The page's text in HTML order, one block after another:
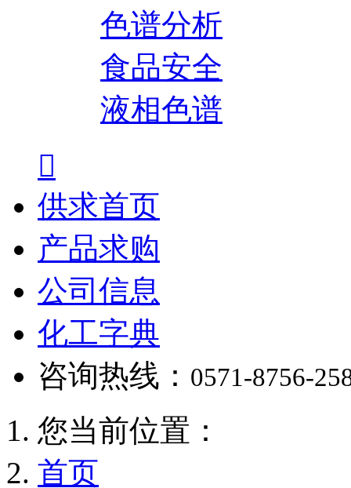
色谱分析
食品安全
液相色谱

供求首页
产品求购
公司信息
化工字典
咨询热线： 0571-8756-
您当前位置：
首页